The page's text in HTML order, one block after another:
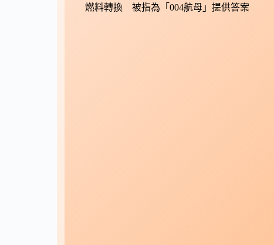
燃料轉換 被指為「004航母」提供答案